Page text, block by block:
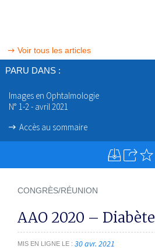
Voir tous les articles
PARU DANS :
Images en Ophtalmologie
N° 1-2 - avril 2021
Accès au sommaire
CONGRÈS/RÉUNION
AAO 2020 – Diabète
MIS EN LIGNE LE 30 avr. 2021